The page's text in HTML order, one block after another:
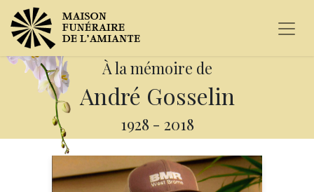
À la mémoire de
André Gosselin
1928 - 2018